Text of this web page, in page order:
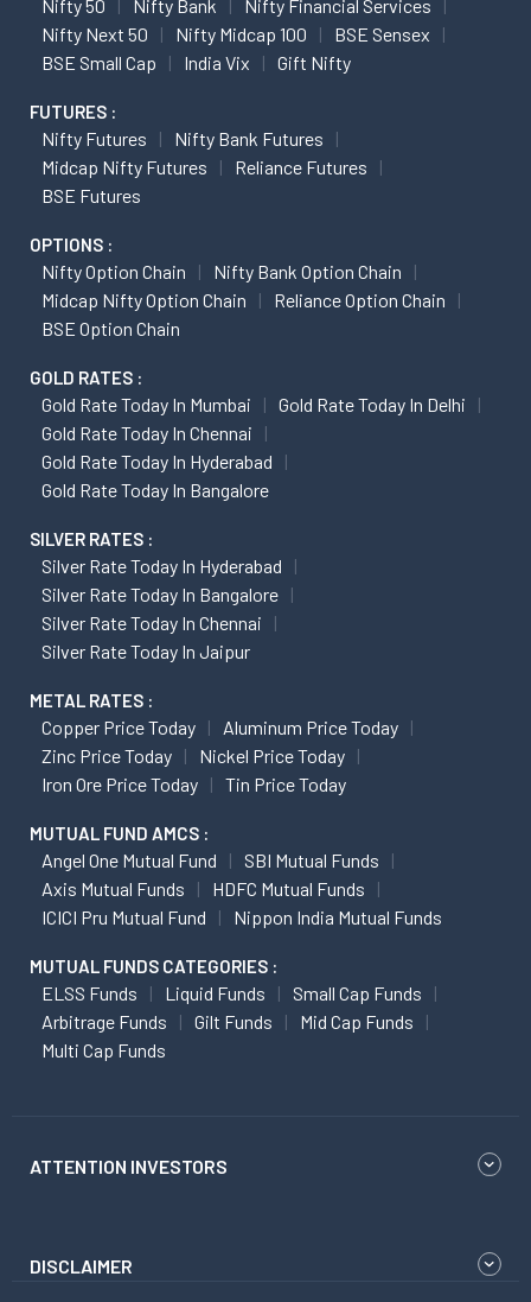
Nifty 50 Nifty Bank
Nifty Financial Services
Nifty Next 50
Nifty Midcap 100
BSE Sensex
BSE Small Cap
India Vix Gift Nifty
FUTURES :
Nifty Futures
Nifty Bank Futures
Midcap Nifty Futures
Reliance Futures
BSE Futures
OPTIONS :
Nifty Option Chain
Nifty Bank Option Chain
Midcap Nifty Option Chain
Reliance Option Chain
BSE Option Chain
GOLD RATES :
Gold Rate Today In Mumbai
Gold Rate Today In Delhi
Gold Rate Today In Chennai
Gold Rate Today In Hyderabad
Gold Rate Today In Bangalore
SILVER RATES :
Silver Rate Today In Hyderabad
Silver Rate Today In Bangalore
Silver Rate Today In Chennai
Silver Rate Today In Jaipur
METAL RATES :
Copper Price Today
Aluminum Price Today
Zinc Price Today
Nickel Price Today
Iron Ore Price Today
Tin Price Today
MUTUAL FUND AMCS :
Angel One Mutual Fund
SBI Mutual Funds
Axis Mutual Funds
HDFC Mutual Funds
ICICI Pru Mutual Fund
Nippon India Mutual Funds
MUTUAL FUNDS CATEGORIES :
ELSS Funds Liquid Funds
Small Cap Funds
Arbitrage Funds
Gilt Funds
Mid Cap Funds
Multi Cap Funds
ATTENTION INVESTORS
DISCLAIMER